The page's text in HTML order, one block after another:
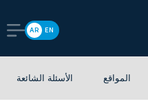
EN
AR
المواقع الأسئلة الشائعة